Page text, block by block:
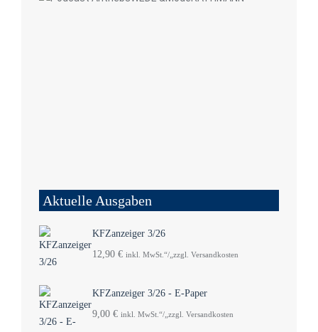
Aktuelle Ausgaben
KFZanzeiger 3/26
12,90 € inkl. MwSt.“/„zzgl. Versandkosten
KFZanzeiger 3/26 - E-Paper
9,00 € inkl. MwSt.“/„zzgl. Versandkosten